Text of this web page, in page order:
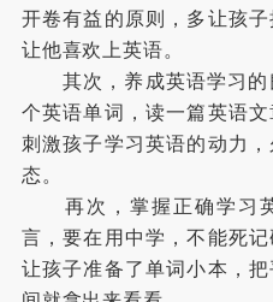
开卷有益的原则，多让孩
让他喜欢上英语。
其次，养成英语学习的
个英语单词，读一篇英语
刺激孩子学习英语的动力
态。
再次，掌握正确学习英
言，要在用中学，不能死
让孩子准备了单词小本，